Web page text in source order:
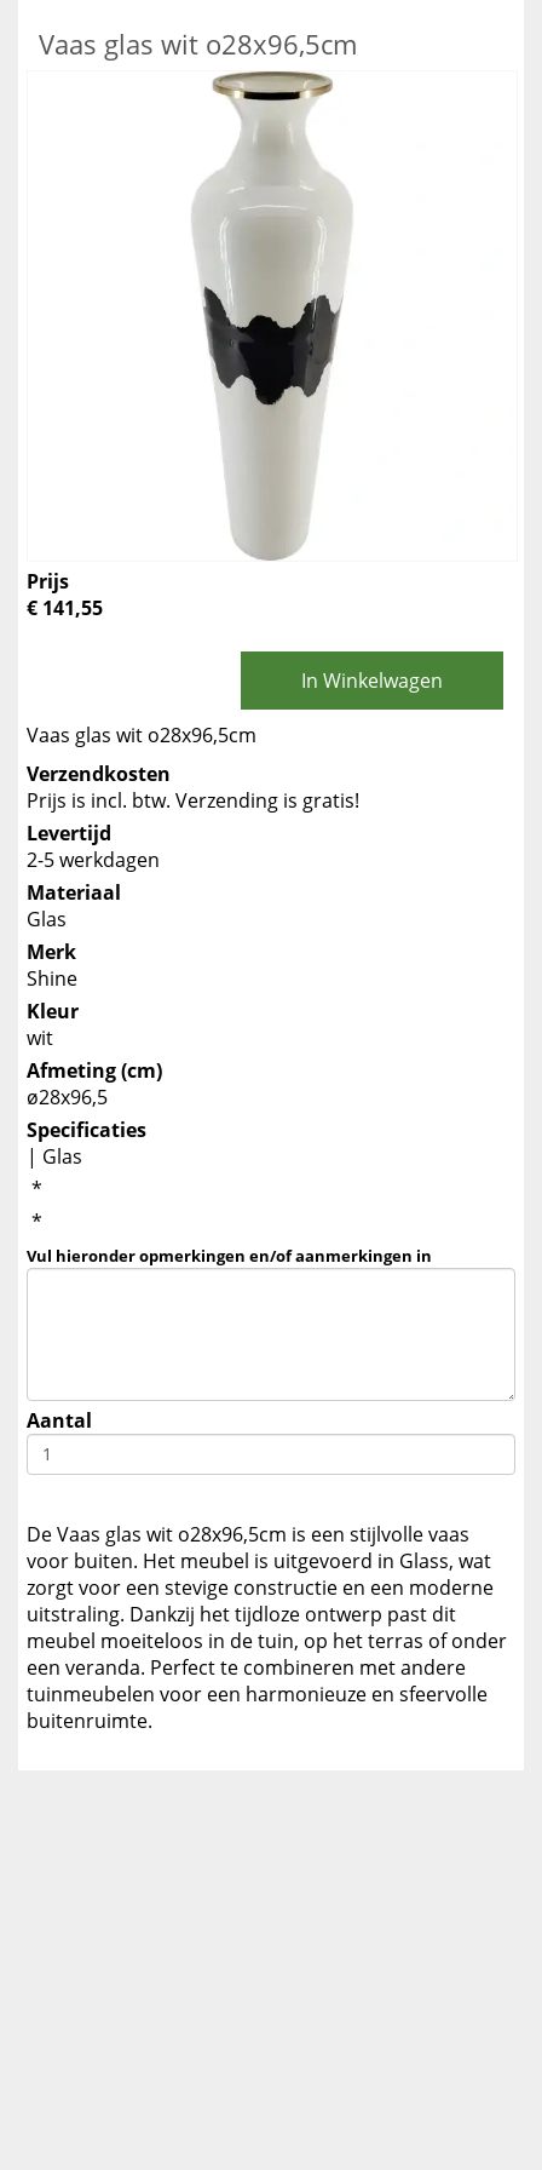
Vaas glas wit o28x96,5cm
Prijs
€ 141,55
In Winkelwagen
Vaas glas wit o28x96,5cm
Verzendkosten
Prijs is incl. btw. Verzending is gratis!
Levertijd
2-5 werkdagen
Materiaal
Glas
Merk
Shine
Kleur
wit
Afmeting (cm)
ø28x96,5
Specificaties
| Glas
*
*
Vul hieronder opmerkingen en/of aanmerkingen in
Aantal
De Vaas glas wit o28x96,5cm is een stijlvolle vaas
voor buiten. Het meubel is uitgevoerd in Glass, wat
zorgt voor een stevige constructie en een moderne
uitstraling. Dankzij het tijdloze ontwerp past dit
meubel moeiteloos in de tuin, op het terras of onder
een veranda. Perfect te combineren met andere
tuinmeubelen voor een harmonieuze en sfeervolle
buitenruimte.